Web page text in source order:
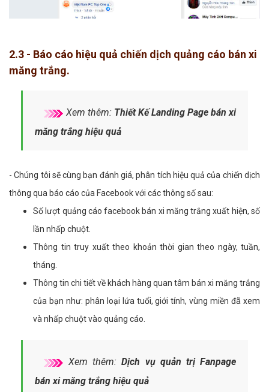
2.3 - Báo cáo hiệu quả chiến dịch quảng cáo bán xi
măng trắng.
Xem thêm: Thiết Kế Landing Page bán xi
măng trắng hiệu quả
- Chúng tôi sẽ cùng bạn đánh giá, phân tích hiệu quả của chiến dịch
thông qua báo cáo của Facebook với các thông số sau:
Số lượt quảng cáo facebook bán xi măng trắng xuất hiện, số
lần nhấp chuột.
Thông tin truy xuất theo khoản thời gian theo ngày, tuần,
tháng.
Thông tin chi tiết về khách hàng quan tâm bán xi măng trắng
của bạn như: phân loại lứa tuổi, giới tính, vùng miền đã xem
và nhấp chuột vào quảng cáo.
Xem thêm:Dịch vụ quản trị Fanpage
bán xi măng trắng hiệu quả